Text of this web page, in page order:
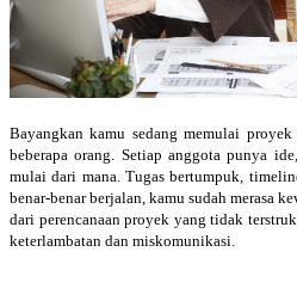
Bayangkan kamu sedang memulai
beberapa orang. Setiap anggota punya
mulai dari mana. Tugas bertumpuk,
benar-benar berjalan, kamu sudah merasa
dari perencanaan proyek yang tidak
keterlambatan dan miskomunikasi.